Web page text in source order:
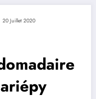
20 Juillet 2020